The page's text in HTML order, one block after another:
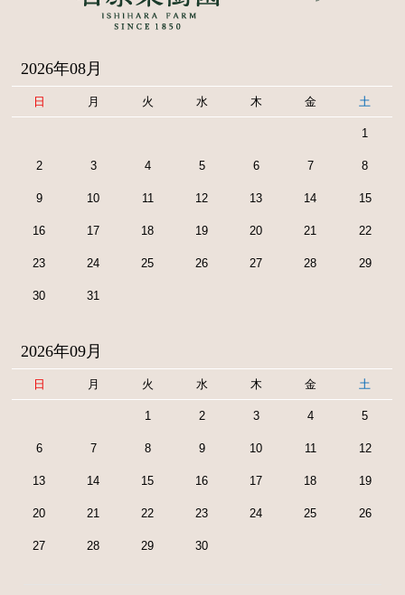
2026年08月
日 月 火 水 木 金 土
1
2 3 4 5 6 7 8
9 10 11 12 13 14 15
16 17 18 19 20 21 22
23 24 25 26 27 28 29
30 31
2026年09月
日 月 火 水 木 金 土
1 2 3 4 5
6 7 8 9 10 11 12
13 14 15 16 17 18 19
20 21 22 23 24 25 26
27 28 29 30